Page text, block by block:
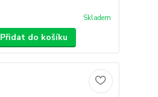
Skladem
Přidat do košíku